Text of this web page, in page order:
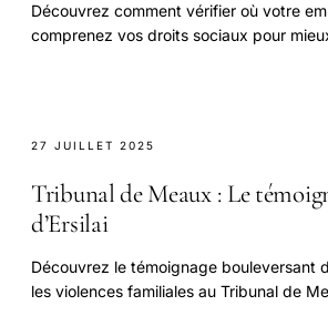
Découvrez comment vérifier où votre
comprenez vos droits sociaux pour
27 JUILLET 2025
Tribunal de Meaux : Le
d’Ersilai
Découvrez le témoignage bouleversant
les violences familiales au Tribunal de